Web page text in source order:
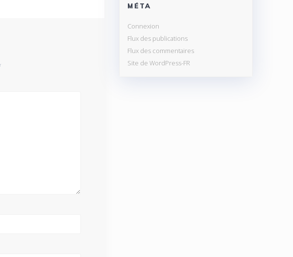
MÉTA
Connexion
Flux des publications
Flux des commentaires
Site de WordPress-FR